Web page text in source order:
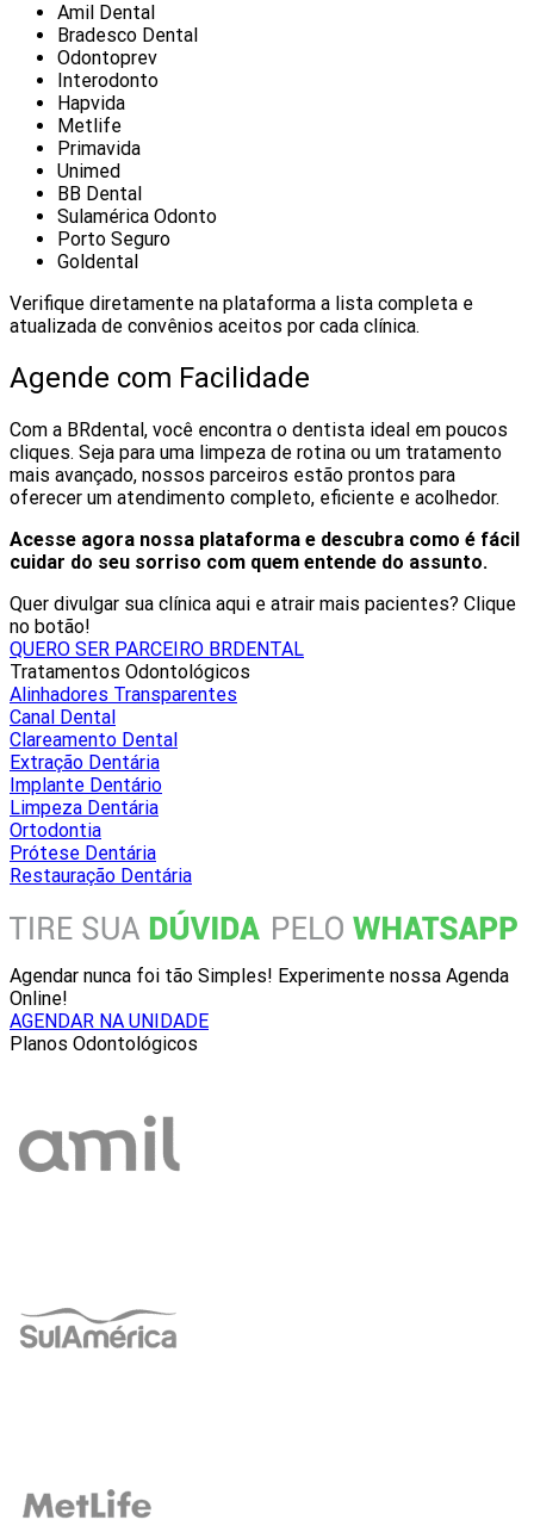
Amil Dental
Bradesco Dental
Odontoprev
Interodonto
Hapvida
Metlife
Primavida
Unimed
BB Dental
Sulamérica Odonto
Porto Seguro
Goldental
Verifique diretamente na plataforma a lista completa e
atualizada de convênios aceitos por cada clínica.
Agende com Facilidade
Com a BRdental, você encontra o dentista ideal em poucos
cliques. Seja para uma limpeza de rotina ou um tratamento
mais avançado, nossos parceiros estão prontos para
oferecer um atendimento completo, eficiente e acolhedor.
Acesse agora nossa plataforma e descubra como é fácil
cuidar do seu sorriso com quem entende do assunto.
Quer divulgar sua clínica aqui e atrair mais pacientes? Clique
no botão!
QUERO SER PARCEIRO BRDENTAL
Tratamentos Odontológicos
Alinhadores Transparentes
Canal Dental
Clareamento Dental
Extração Dentária
Implante Dentário
Limpeza Dentária
Ortodontia
Prótese Dentária
Restauração Dentária
Agendar nunca foi tão Simples! Experimente nossa Agenda
Online!
AGENDAR NA UNIDADE
Planos Odontológicos